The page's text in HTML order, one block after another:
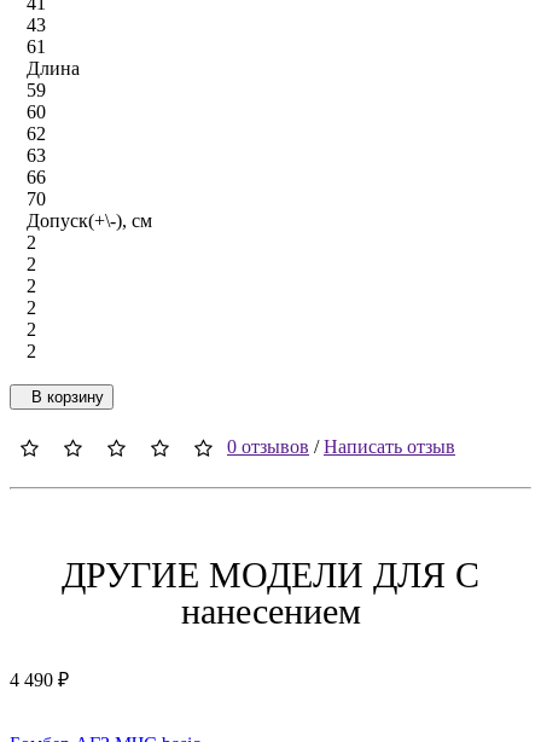
43
61
Длина
59
60
62
63
66
70
Допуск(+\-), см
2
2
2
2
2
2
В корзину
0 отзывов /Написать отзыв
ДРУГИЕ МОДЕЛИ ДЛЯ C
нанесением
4 490 ₽